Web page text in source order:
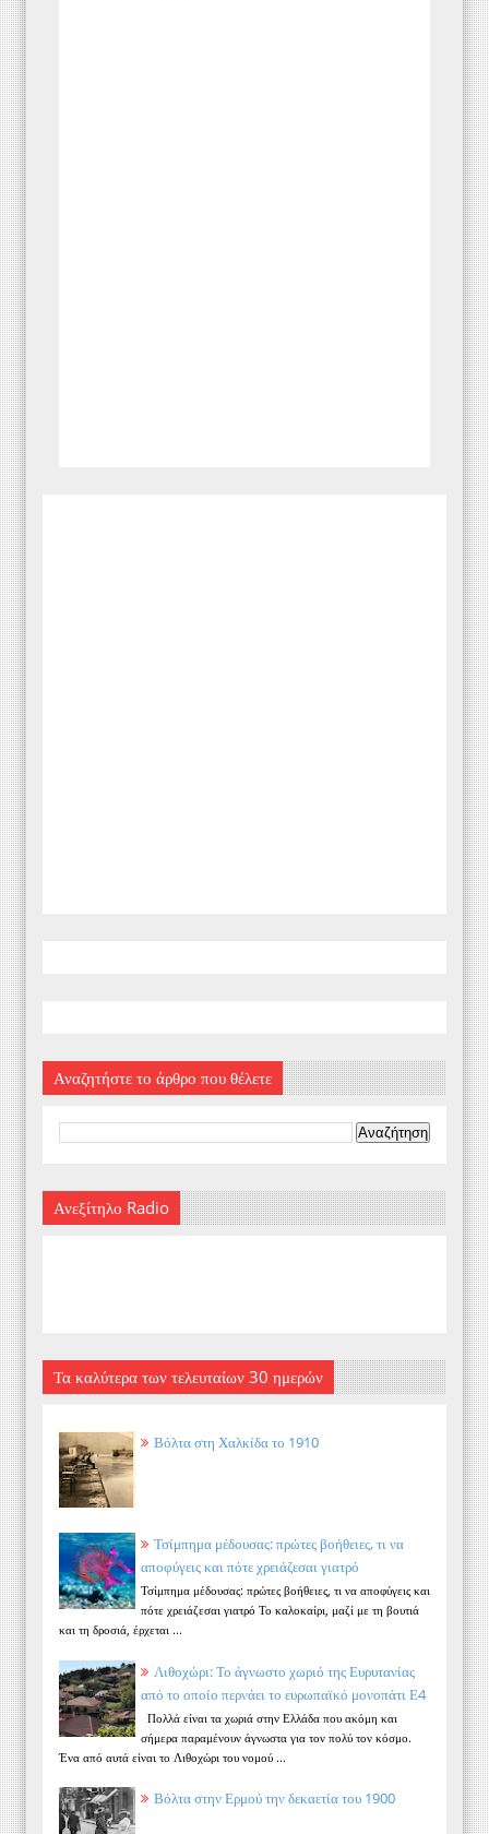
Αναζητήστε το άρθρο που θέλετε
Ανεξίτηλο Radio
Τα καλύτερα των τελευταίων 30 ημερών
Βόλτα στη Χαλκίδα το 1910
Τσίμπημα μέδουσας: πρώτες βοήθειες, τι να
αποφύγεις και πότε χρειάζεσαι γιατρό
Τσίμπημα μέδουσας: πρώτες βοήθειες, τι να αποφύγεις και
πότε χρειάζεσαι γιατρό Το καλοκαίρι, μαζί με τη βουτιά
και τη δροσιά, έρχεται ...
Λιθοχώρι: Το άγνωστο χωριό της Ευρυτανίας
από το οποίο περνάει το ευρωπαϊκό μονοπάτι Ε4
Πολλά είναι τα χωριά στην Ελλάδα που ακόμη και
σήμερα παραμένουν άγνωστα για τον πολύ τον κόσμο.
Ένα από αυτά είναι το Λιθοχώρι του νομού ...
Βόλτα στην Ερμού την δεκαετία του 1900